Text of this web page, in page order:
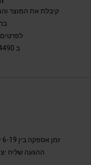
קיבלת את המוצר
ב 0547174490 WhatsApp
ההגעה שליח